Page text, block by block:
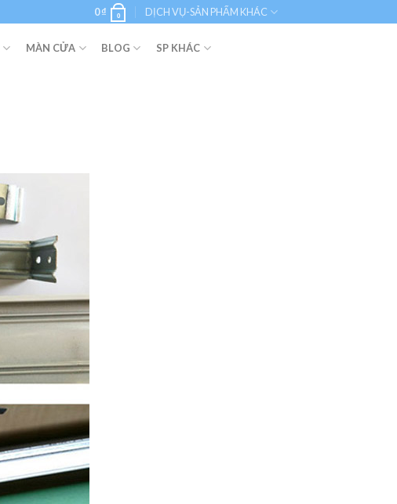
0₫ 0 DỊCH VỤ-SẢN PHẨM KHÁC
MÀN CỬA BLOG SP KHÁC